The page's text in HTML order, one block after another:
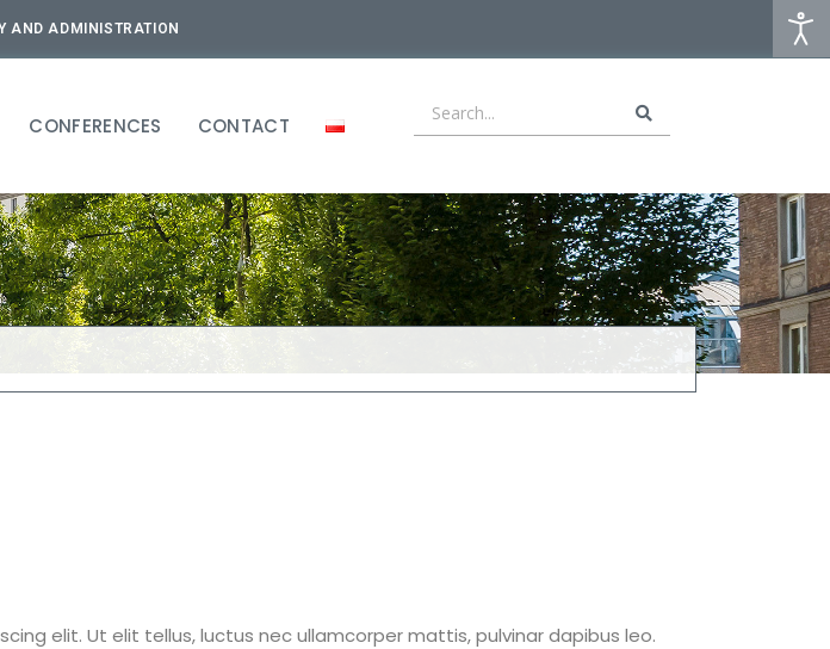
AND ADMINISTRATION
CONFERENCES CONTACT
elit. Ut elit tellus, luctus nec ullamcorper mattis, pulvinar dapibus leo.